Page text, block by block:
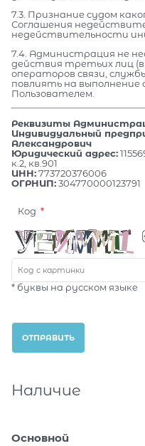
7.3. Признание судом
Соглашения
недействительности
7.4. Администрация не
действия третьих лиц
операторов связи,
повлиять на выполнение
Пользователем.
Реквизиты
Индивидуальный
Александрович
Юридический адрес:
к.2, кв.901
ИНН:773720376006
ОГРНИП:304770000123791
Код
* буквы на русском языке
Наличие
Основной